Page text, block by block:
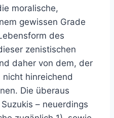
moralische,
gewissen Grade
des
zenistischen
daher von dem, der
hinreichend
Die überaus
– neuerdings